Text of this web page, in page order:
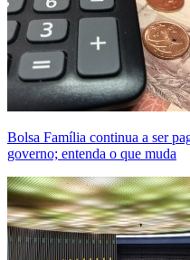
Bolsa Família continua a ser
governo; entenda o que muda